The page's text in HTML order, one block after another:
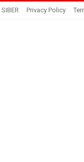
Privacy Policy